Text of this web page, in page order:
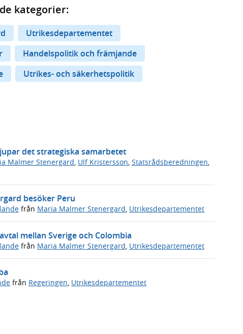
kategorier:
Utrikesdepartementet
Handelspolitik och främjande
Utrikes- och säkerhetspolitik
det strategiska samarbetet
Malmer Stenergard, Ulf Kristersson, Statsrådsberedningen,
besöker Peru
från Maria Malmer Stenergard, Utrikesdepartementet
mellan Sverige och Colombia
från Maria Malmer Stenergard Utrikesdepartementet
från Regeringen, Utrikesdepartementet